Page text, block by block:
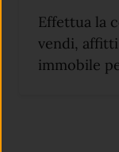
Effettua la
vendi,
immobile